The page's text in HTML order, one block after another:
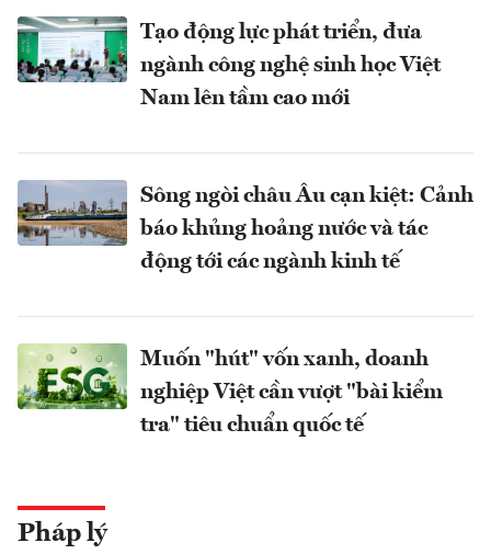
Tạo động lực phát triển, đưa
ngành công nghệ sinh học Việt
Nam lên tầm cao mới
Sông ngòi châu Âu cạn kiệt: Cảnh
báo khủng hoảng nước và tác
động tới các ngành kinh tế
Muốn "hút" vốn xanh, doanh
nghiệp Việt cần vượt "bài kiểm
tra" tiêu chuẩn quốc tế
Pháp lý